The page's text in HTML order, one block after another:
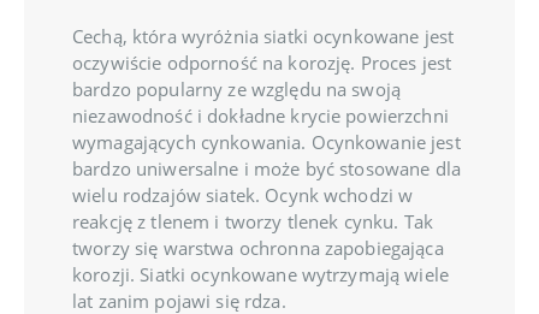
Cechą, która wyróżnia siatki ocynkowane jest
oczywiście odporność na korozję. Proces jest
bardzo popularny ze względu na swoją
niezawodność i dokładne krycie powierzchni
wymagających cynkowania. Ocynkowanie jest
bardzo uniwersalne i może być stosowane dla
wielu rodzajów siatek. Ocynk wchodzi w
reakcję z tlenem i tworzy tlenek cynku. Tak
tworzy się warstwa ochronna zapobiegająca
korozji. Siatki ocynkowane wytrzymają wiele
lat zanim pojawi się rdza.